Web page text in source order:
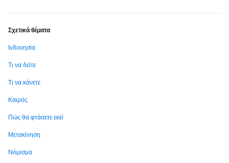
Σχετικά θέματα
Ινδονησία
Τι να δείτε
Τι να κάνετε
Καιρός
Πώς θα φτάσετε εκεί
Μετακίνηση
Νόμισμα